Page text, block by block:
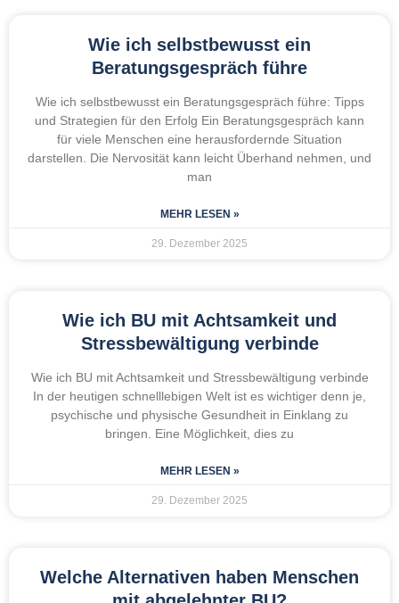
Wie ich selbstbewusst ein
Beratungsgespräch führe
Wie ich selbstbewusst ein Beratungsgespräch führe: Tipps
und Strategien für den Erfolg Ein Beratungsgespräch kann
für viele Menschen eine herausfordernde Situation
darstellen. Die Nervosität kann leicht Überhand nehmen, und
man
MEHR LESEN »
29. Dezember 2025
Wie ich BU mit Achtsamkeit und
Stressbewältigung verbinde
Wie ich BU mit Achtsamkeit und Stressbewältigung verbinde
In der heutigen schnelllebigen Welt ist es wichtiger denn je,
psychische und physische Gesundheit in Einklang zu
bringen. Eine Möglichkeit, dies zu
MEHR LESEN »
29. Dezember 2025
Welche Alternativen haben Menschen